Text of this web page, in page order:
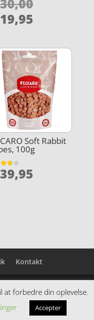
kr. 30,00.
19,95
pris
er:
kr. 19,95.
Soft Rabbit
100g
39,95
Kontakt
bredt udvalg af
og nogle
at forbedre din oplevelse.
Accepter